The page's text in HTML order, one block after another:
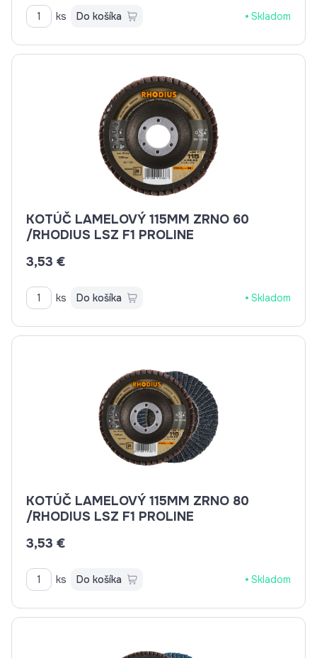
ks Do košíka Skladom
KOTÚČ LAMELOVÝ 115MM ZRNO 60
/RHODIUS LSZ F1 PROLINE
3,53 €
ks Do košíka Skladom
KOTÚČ LAMELOVÝ 115MM ZRNO 80
/RHODIUS LSZ F1 PROLINE
3,53 €
ks Do košíka Skladom